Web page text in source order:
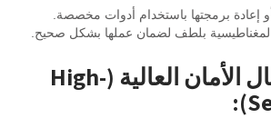
إعادة برمجتها باستخدام أدوات مخصصة.
بلطف لضمان عملها بشكل صحيح.
4. مفاتيح أقفال الأمان العالية (High-